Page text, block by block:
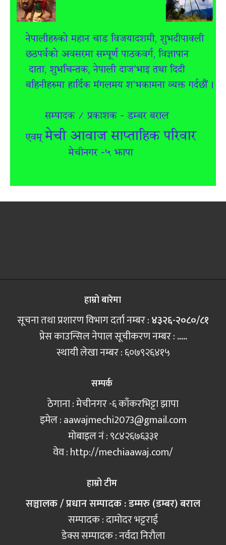
हाम्रो बारेमा
सूचना तथा प्रशारण विभाग दर्ता नम्बर :४३२६-२०८०/८१
प्रेस काउन्सिल नेपाल सूचीकरण नम्बर :.....
स्थायी लेखा नम्बर : ६०७९२६४१५
सम्पर्क
ठेगाना : मेचीनगर -६ काँकरभिट्टा झापा
इमेल :aawajmechi2073@gmail.com
मोबाइल नं‍ : ९८४२६७६३३१
वेव : http://mechiaawaj.com/
हाम्रो टीम
सञ्चालक / प्रधान सम्पादक : डम्मरु (डम्बर) बराल
सम्पादक : दामोदर भट्टराई
डेक्स सम्पादक : नर्वदा निरौला